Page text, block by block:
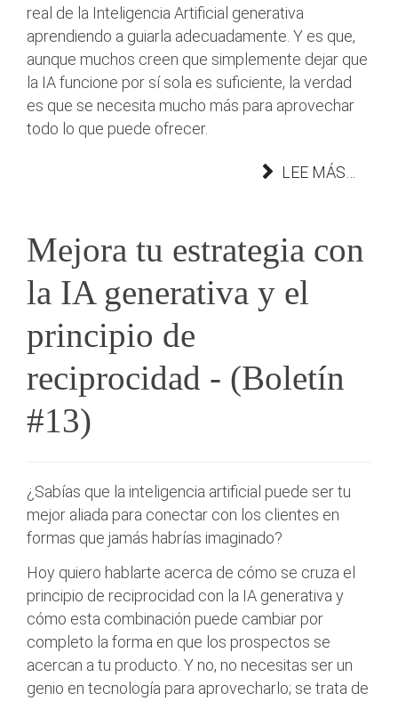
real de la Inteligencia Artificial generativa
aprendiendo a guiarla adecuadamente. Y es que,
aunque muchos creen que simplemente dejar que
la IA funcione por sí sola es suficiente, la verdad
es que se necesita mucho más para aprovechar
todo lo que puede ofrecer.
LEE MÁS…
Mejora tu estrategia con
la IA generativa y el
principio de
reciprocidad - (Boletín
#13)
¿Sabías que la inteligencia artificial puede ser tu
mejor aliada para conectar con los clientes en
formas que jamás habrías imaginado?
Hoy quiero hablarte acerca de cómo se cruza el
principio de reciprocidad con la IA generativa y
cómo esta combinación puede cambiar por
completo la forma en que los prospectos se
acercan a tu producto. Y no, no necesitas ser un
genio en tecnología para aprovecharlo; se trata de